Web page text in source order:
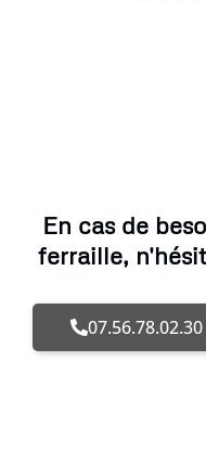
En cas de
ferraille,
07.56.78.02.30